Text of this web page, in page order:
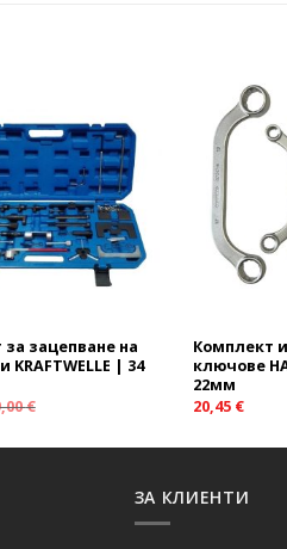
Add to
wishlist
зацепване на
KRAFTWELLE | 34
€
Комплект
ключове
22мм
20,45 €
ЗА КЛИЕНТИ